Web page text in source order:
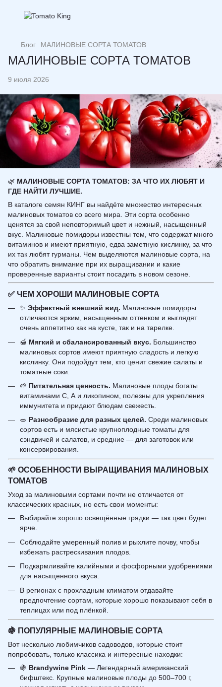
Блог МАЛИНОВЫЕ СОРТА ТОМАТОВ
МАЛИНОВЫЕ СОРТА ТОМАТОВ
9 июля 2026
🌿 МАЛИНОВЫЕ СОРТА ТОМАТОВ: ЗА ЧТО ИХ ЛЮБЯТ И
ГДЕ НАЙТИ ЛУЧШИЕ.
В каталоге семян КИНГ вы найдёте множество интересных
малиновых томатов со всего мира. Эти сорта особенно
ценятся за свой неповторимый цвет и нежный, насыщенный
вкус. Малиновые помидоры известны тем, что содержат много
витаминов и имеют приятную, едва заметную кислинку, за что
их так любят гурманы. Чем выделяются малиновые сорта, на
что обратить внимание при их выращивании и какие
проверенные варианты стоит посадить в новом сезоне.
✅ ЧЕМ ХОРОШИ МАЛИНОВЫЕ СОРТА
✨ Эффектный внешний вид. Малиновые помидоры
отличаются ярким, насыщенным оттенком и выглядят
очень аппетитно как на кусте, так и на тарелке.
🍯 Мягкий и сбалансированный вкус. Большинство
малиновых сортов имеют приятную сладость и легкую
кислинку. Они подойдут тем, кто ценит свежие салаты и
томатные соки.
🌱 Питательная ценность. Малиновые плоды богаты
витаминами С, А и ликопином, полезны для укрепления
иммунитета и придают блюдам свежесть.
🥗 Разнообразие для разных целей. Среди малиновых
сортов есть и мясистые крупноплодные томаты для
сэндвичей и салатов, и средние — для заготовок или
консервирования.
🌱 ОСОБЕННОСТИ ВЫРАЩИВАНИЯ МАЛИНОВЫХ
ТОМАТОВ
Уход за малиновыми сортами почти не отличается от
классических красных, но есть свои моменты:
Выбирайте хорошо освещённые грядки — так цвет будет
ярче.
Соблюдайте умеренный полив и рыхлите почву, чтобы
избежать растрескивания плодов.
Подкармливайте калийными и фосфорными удобрениями
для насыщенного вкуса.
В регионах с прохладным климатом отдавайте
предпочтение сортам, которые хорошо показывают себя в
теплицах или под плёнкой.
🍇 ПОПУЛЯРНЫЕ МАЛИНОВЫЕ СОРТА
Вот несколько любимчиков садоводов, которые стоит
попробовать, только классика и интересные находки:
🍇 Brandywine Pink — Легендарный американский
бифштекс. Крупные малиновые плоды до 500–700 г,